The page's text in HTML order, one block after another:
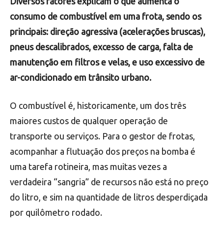
consumo de combustível em uma frota, sendo os
principais: direção agressiva (acelerações bruscas),
pneus descalibrados, excesso de carga, falta de
manutenção em filtros e velas, e uso excessivo de
ar-condicionado em trânsito urbano.
O combustível é, historicamente, um dos três
maiores custos de qualquer operação de
transporte ou serviços. Para o gestor de frotas,
acompanhar a flutuação dos preços na bomba é
uma tarefa rotineira, mas muitas vezes a
verdadeira “sangria” de recursos não está no preço
do litro, e sim na quantidade de litros desperdiçada
por quilômetro rodado.